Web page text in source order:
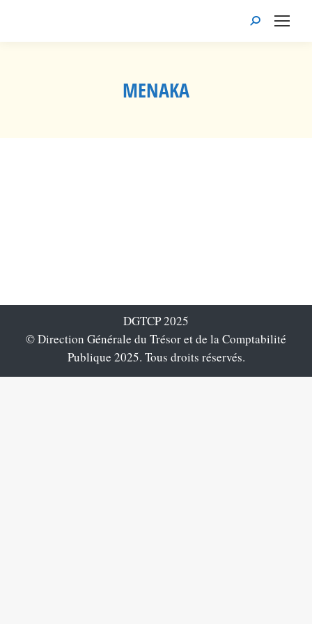
Recherche
:
MENAKA
DGTCP 2025
© Direction Générale du Trésor et de la Comptabilité
Publique 2025. Tous droits réservés.